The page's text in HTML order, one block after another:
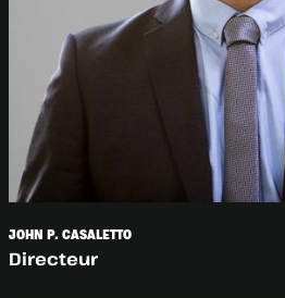
JOHN P. CASALETTO
Directeur